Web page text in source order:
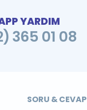
YARDIM
365 01 08
SORU & CEVAP